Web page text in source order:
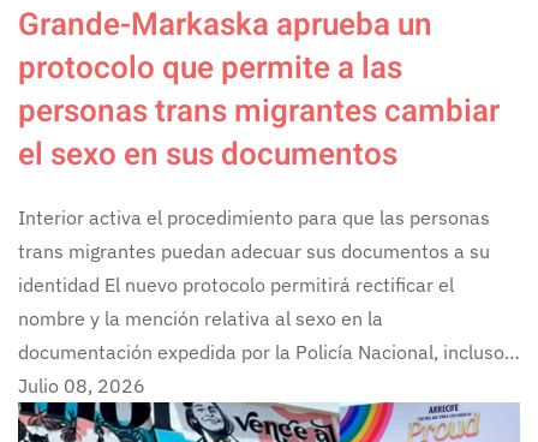
Grande-Markaska aprueba un
protocolo que permite a las
personas trans migrantes cambiar
el sexo en sus documentos
Interior activa el procedimiento para que las personas
trans migrantes puedan adecuar sus documentos a su
identidad El nuevo protocolo permitirá rectificar el
nombre y la mención relativa al sexo en la
documentación expedida por la Policía Nacional, incluso…
Julio 08, 2026